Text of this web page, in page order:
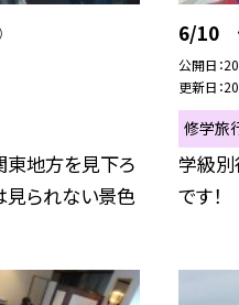
東地方を見下ろ
見られない景色
6/10
公開日
更新日
修学旅
学級
です！